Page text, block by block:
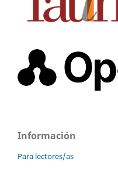
Información
Para lectores/as